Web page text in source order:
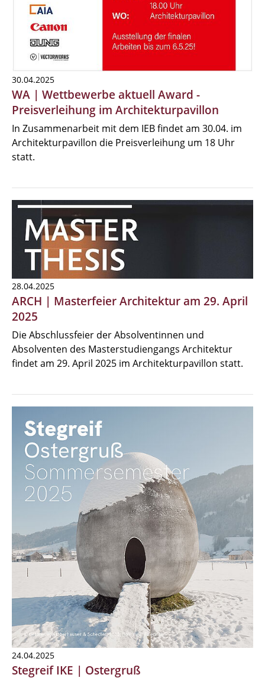
30.04.2025
WA | Wettbewerbe aktuell Award -
Preisverleihung im Architekturpavillon
In Zusammenarbeit mit dem IEB findet am 30.04. im
Architekturpavillon die Preisverleihung um 18 Uhr
statt.
28.04.2025
ARCH | Masterfeier Architektur am 29. April
2025
Die Abschlussfeier der Absolventinnen und
Absolventen des Masterstudiengangs Architektur
findet am 29. April 2025 im Architekturpavillon statt.
24.04.2025
Stegreif IKE | Ostergruß